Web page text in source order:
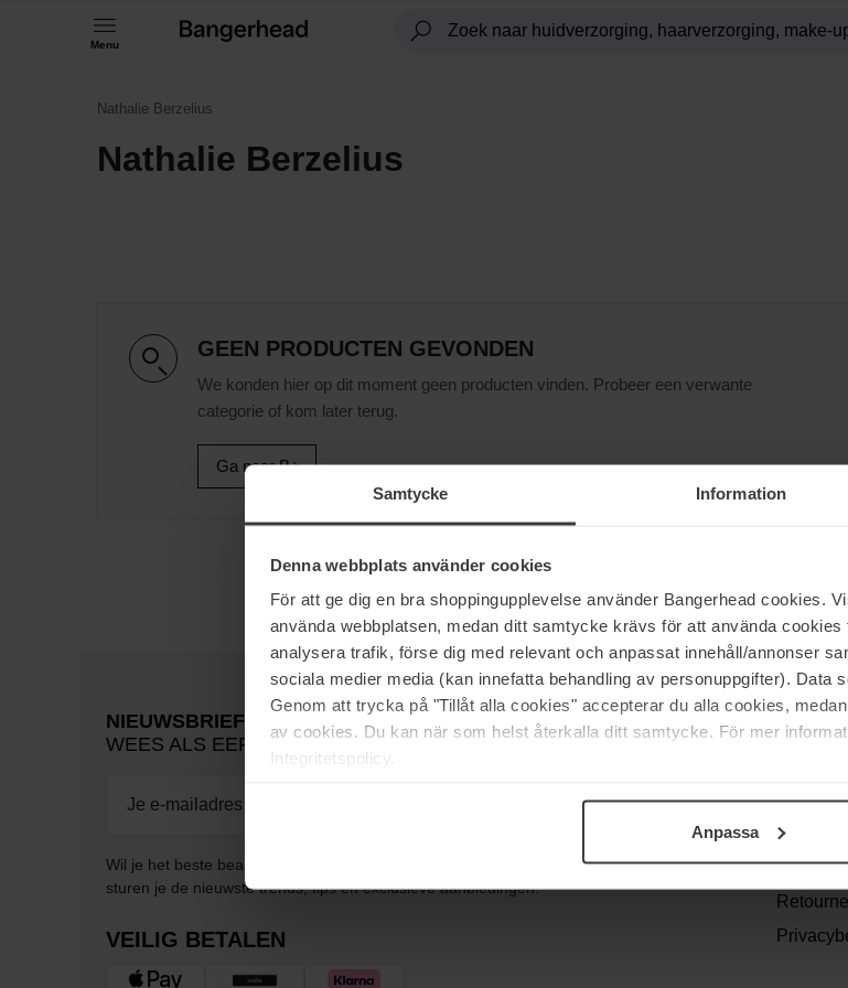
Samtycke Information
Denna webbplats använder cookies
För att ge dig en bra shoppingupplevelse använder Bangerhead cookies.
använda webbplatsen, medan ditt samtycke krävs för att använda
analysera trafik, förse dig med relevant och anpassat innehåll/annonser
sociala medier media (kan innefatta behandling av personuppgifter). Data
Genom att trycka på "Tillåt alla cookies" accepterar du alla cookies,
av cookies. Du kan när som helst återkalla ditt samtycke. För mer
Integritetspolicy.
Anpassa
Menu
Nathalie Berzelius
Nathalie Berzelius
GEEN PRODUCTEN GEVONDEN
We konden hier op dit moment geen producten vinden. Probeer een verwante
categorie of kom later terug.
Ga naar B
NIEUWSBRIEF
WEES ALS EERSTE OP DE HOOGTE
Wil je het beste beauty-nieuws direct in je inbox ontvangen? We
sturen je de nieuwste trends, tips en exclusieve aanbiedingen!
VEILIG BETALEN
Algemene